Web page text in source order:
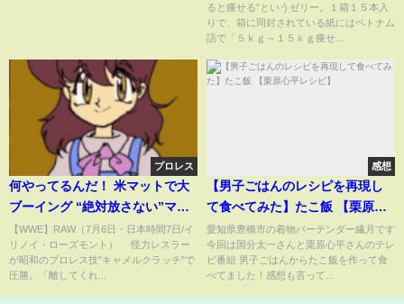
険な医薬品成分』...動画配信者ら
を直撃（2022年7月20日）
ると痩せる”というゼリー。１箱１５本入
りで、箱に同封されている紙にはベトナム
語で「５ｋｇ～１５ｋｇ痩せ...
プロレス
何やってるんだ！ 米マットで大
ブーイング “絶対放さない”マ
ン、屈強な男を次々と蹂躙
(ABEMA TIMES)
【WWE】RAW（7月6日・日本時間7日/イ
リノイ・ローズモント） 怪力レスラー
が昭和のプロレス技”キャメルクラッチ”で
圧勝。「離してくれ...
感想
【男子ごはんのレシピを再現し
て食べてみた】たこ飯 【栗原心
平レシピ】
愛知県豊橋市の着物バーテンダー繊月です
今回は国分太一さんと栗原心平さんのテレ
ビ番組 男子ごはんからたこ飯を作って食
べてました！感想も言って...